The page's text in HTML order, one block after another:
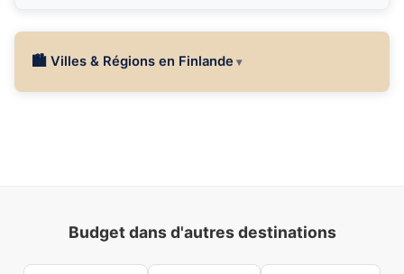
🏙 Villes & Régions en Finlande
Budget dans d'autres destinations